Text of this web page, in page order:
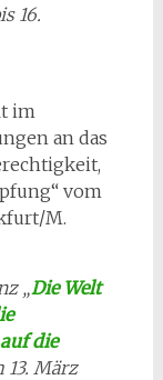
16.
im
an das
vom
M.
„Die Welt
die
13. März